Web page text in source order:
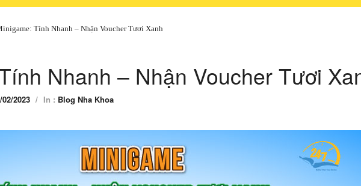
Tính Nhanh – Nhận Voucher Tươi Xanh
Nhanh – Nhận Voucher Tươi
02/2023 / In : Blog Nha Khoa